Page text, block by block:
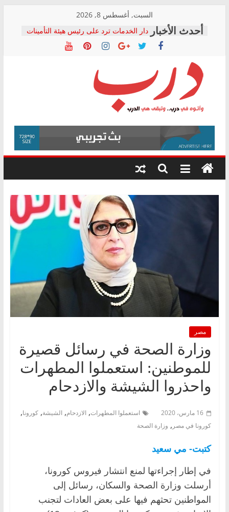
content
السبت, أغسطس 8, 2026
دار الخدمات ترد على رئيس هيئة التأمينات
بعد مؤتمره الصحفي: إنكار الأزمة لا ينهي
معاناة أصحاب المعاشات.. ونطالب بكشف
فرحات سليمان يكتب: القطاع الصحي إلى
أين؟
حزب التحالف الشعبي يطلق لجنة “الحق
في الصحة” بالإسكندرية لرصد الانتهاكات
ودعم المرضى
الوزاري لمدينة الصحفيين.. وانتهاء أعمال
إنشاء المبنى الإداري
المجلس القومي لحقوق الإنسان يعلن
متابعة قضية الدكتور محمد زهران.. ويؤكد:
قرينة البراءة وضمانات المحاكمة العادلة
درب
وأتوه
درب..
وتبقى
هي
مصر
وزارة الصحة في رسائل قصيرة
للموطنين: استعملوا المطهرات
واحذروا الشيشة والازدحام
16 مارس، 2020 استعملوا المطهرات, الازدحام, الشيشة, كورونا,
كورونا في مصر , وزارة الصحة
كتبت- مي سعيد
في إطار إجراءتها لمنع انتشار فيروس كورونا،
أرسلت وزارة الصحة والسكان، رسائل إلى
المواطنين تحثهم فيها على بعض العادات لتجنب